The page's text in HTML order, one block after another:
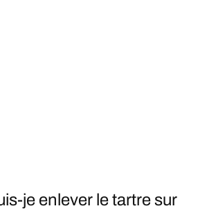
je enlever le tartre sur